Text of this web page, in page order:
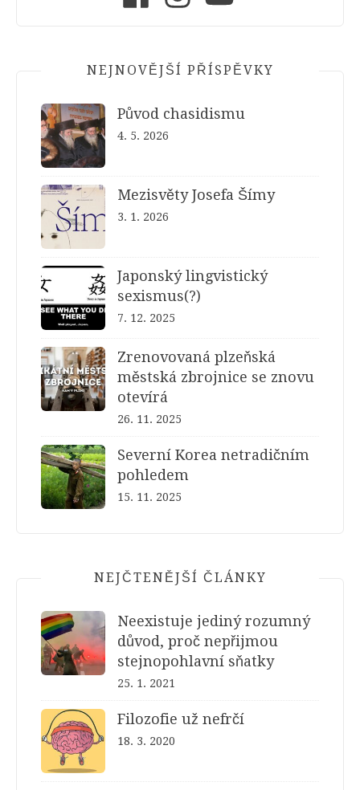
NEJNOVĚJŠÍ PŘÍSPĚVKY
Původ chasidismu
4. 5. 2026
Mezisvěty Josefa Šímy
3. 1. 2026
Japonský lingvistický
sexismus(?)
7. 12. 2025
Zrenovovaná plzeňská
městská zbrojnice se znovu
otevírá
26. 11. 2025
Severní Korea netradičním
pohledem
15. 11. 2025
NEJČTENĚJŠÍ ČLÁNKY
Neexistuje jediný rozumný
důvod, proč nepřijmou
stejnopohlavní sňatky
25. 1. 2021
Filozofie už nefrčí
18. 3. 2020